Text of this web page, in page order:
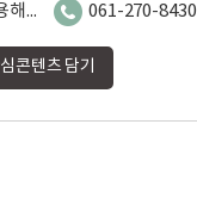
남농로 166-1 (용해동 6-14 061-270-8430
콘텐츠 담기